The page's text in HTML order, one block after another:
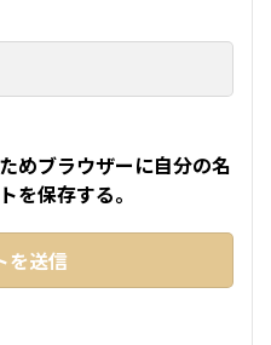
めブラウザーに自分の名
を保存する。